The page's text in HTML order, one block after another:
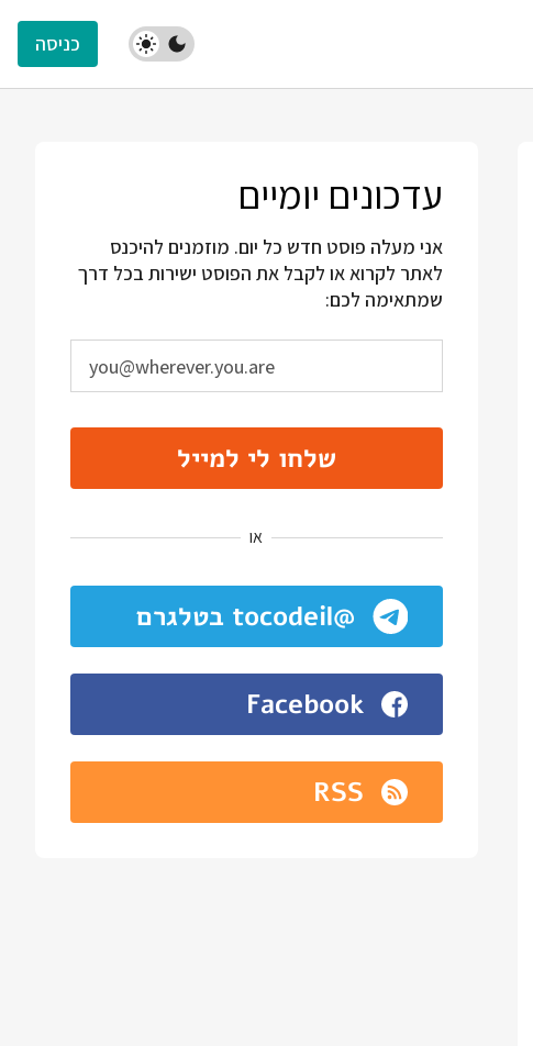
כניסה
עדכונים יומיים
אני מעלה פוסט חדש כל יום. מוזמנים להיכנס
לאתר לקרוא או לקבל את הפוסט ישירות בכל דרך
שמתאימה לכם:
שלחו לי למייל
או
@tocodeil בטלגרם
Facebook
RSS